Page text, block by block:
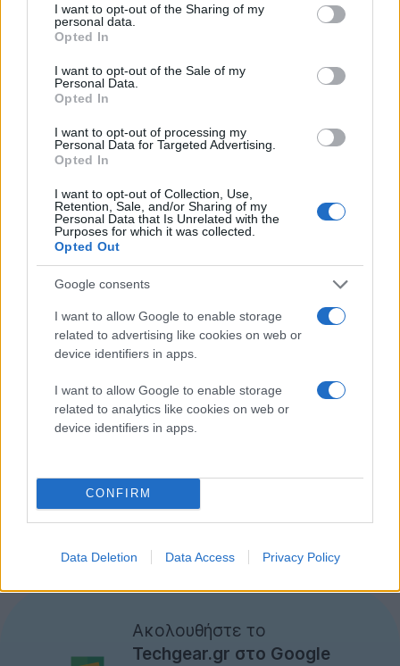
not limited to your visit or usage behaviour. You may click to
grant or deny consent to Google and its third-party tags to
use your data for below specified purposes in below Google
consent section.
I want to opt-out of the Sharing of my
personal data.
Opted In
I want to opt-out of the Sale of my
Personal Data.
Opted In
I want to opt-out of processing my
Personal Data for Targeted Advertising.
Opted In
I want to opt-out of Collection, Use,
Retention, Sale, and/or Sharing of my
Personal Data that Is Unrelated with the
Purposes for which it was collected.
Opted Out
Google consents
I want to allow Google to enable storage
related to advertising like cookies on web or
device identifiers in apps.
I want to allow Google to enable storage
related to analytics like cookies on web or
device identifiers in apps.
CONFIRM
Data Deletion Data Access Privacy Policy
Η αγορά προετοιμάζεται για τον αντίκτυπο στη
ζήτηση και τις αποστολές στην αγορά των ΗΠΑ στα
τέλη Οκτωβρίου. Τότε είναι που η Apple αναμένεται
να προωθήσει μια ενημέρωση λογισμικού με το
πωλήσεις. Ωστόσο, αυτό παραμένει ένα θέμα που
αφορά κυρίως τις ΗΠΑ, καθώς το AI δεν θα φτάσει
σύντομα στην Ευρώπη ή την Κίνα.
Η εκτίμηση παραγωγής για τις συσκευές iPhone 16 το
4ο τρίμηνο του 2024 είναι
εκατομμύρια του περασμένου έτους.
iPhone 16 shipment updates
1. Assembly orders almost remain
unchanged. Suppliers had been asked to
continue producing two Pro models during
China's National Day holiday, indicating that
met expectations so far.
2. Some component orders…
— 郭明錤 (Ming-Chi Kuo) (@mingchikuo)October 9,
Ακολουθήστε το
Techgear.gr στο Google